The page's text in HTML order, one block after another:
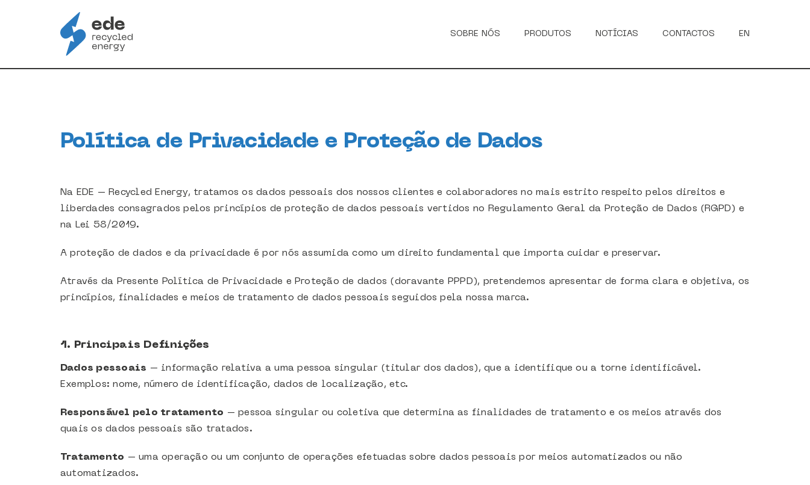
SOBRE NÓS PRODUTOS NOTÍCIAS CONTACTOS EN
Política de Privacidade e Proteção de Dados
Na EDE – Recycled Energy, tratamos os dados pessoais dos nossos clientes e colaboradores no mais estrito respeito pelos direitos e
liberdades consagrados pelos princípios de proteção de dados pessoais vertidos no Regulamento Geral da Proteção de Dados (RGPD) e
na Lei 58/2019.
A proteção de dados e da privacidade é por nós assumida como um direito fundamental que importa cuidar e preservar.
Através da Presente Política de Privacidade e Proteção de dados (doravante PPPD), pretendemos apresentar de forma clara e objetiva, os
princípios, finalidades e meios de tratamento de dados pessoais seguidos pela nossa marca.
1. Principais Definições
Dados pessoais – informação relativa a uma pessoa singular (titular dos dados), que a identifique ou a torne identificável.
Exemplos: nome, número de identificação, dados de localização, etc.
Responsável pelo tratamento – pessoa singular ou coletiva que determina as finalidades de tratamento e os meios através dos
quais os dados pessoais são tratados.
Tratamento – uma operação ou um conjunto de operações efetuadas sobre dados pessoais por meios automatizados ou não
automatizados.